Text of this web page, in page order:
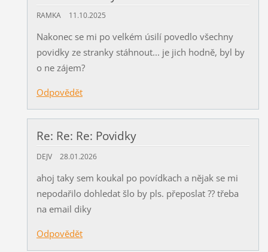
RAMKA 11.10.2025
Nakonec se mi po velkém úsilí povedlo všechny
povidky ze stranky stáhnout... je jich hodně, byl by
o ne zájem?
Odpovědět
Re: Re: Re: Povidky
DEJV 28.01.2026
ahoj taky sem koukal po povídkach a nějak se mi
nepodařilo dohledat šlo by pls. přeposlat ?? třeba
na email diky
Odpovědět